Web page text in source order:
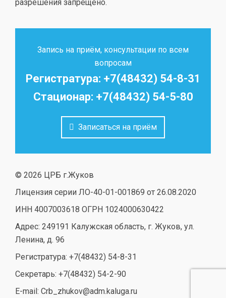
разрешения запрещено.
Запись на приём, консультации по всем
вопросам
Регистратура: +7(48432) 54-8-31
Стационар: +7(48432) 54-5-80
Записаться на приём
© 2026 ЦРБ г.Жуков
Лицензия серии ЛО-40-01-001869 от 26.08.2020
ИНН 4007003618 ОГРН 1024000630422
Адрес: 249191 Калужская область, г. Жуков, ул.
Ленина, д. 96
Регистратура: +7(48432) 54-8-31
Секретарь: +7(48432) 54-2-90
E-mail: Crb_zhukov@adm.kaluga.ru